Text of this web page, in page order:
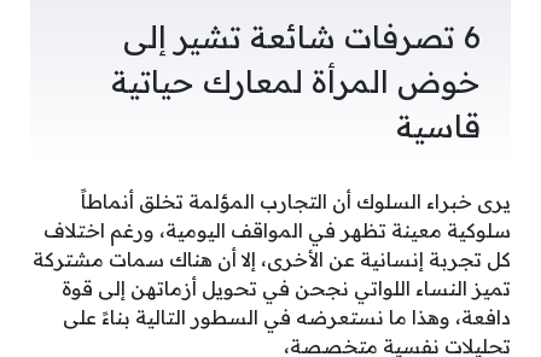
6 تصرفات شائعة تشير إلى
خوض المرأة لمعارك حياتية
قاسية
يرى خبراء السلوك أن التجارب المؤلمة تخلق أنماطاً
سلوكية معينة تظهر في المواقف اليومية، ورغم اختلاف
كل تجربة إنسانية عن الأخرى، إلا أن هناك سمات مشتركة
تميز النساء اللواتي نجحن في تحويل أزماتهن إلى قوة
دافعة، وهذا ما نستعرضه في السطور التالية بناءً على
تحليلات نفسية متخصصة،